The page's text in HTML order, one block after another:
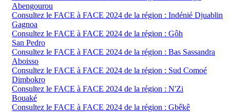
Abengourou
Consultez le FACE à FACE 2024 de la région : Indénié Djuablin
Gagnoa
Consultez le FACE à FACE 2024 de la région : Gôh
San Pedro
Consultez le FACE à FACE 2024 de la région : Bas Sassandra
Aboisso
Consultez le FACE à FACE 2024 de la région : Sud Comoé
Dimbokro
Consultez le FACE à FACE 2024 de la région : N'Zi
Bouaké
Consultez le FACE à FACE 2024 de la région : Gbêkê